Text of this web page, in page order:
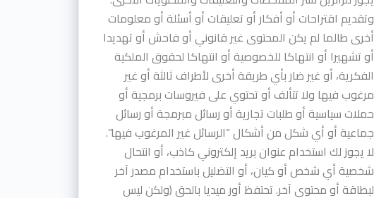
وتقديم اقتراحات أو أفكار أو تعليقات أو أسئلة أو معلومات
أخرى طالما لم يكن المحتوى غير قانوني أو فاحش أو تهديدا
أو تشهيرا أو انتهاكا للخصوصية أو انتهاكا لحقوق الملكية
الفكرية، أو غير ضار بأي طريقة أخرى لأطراف ثالثة أو غير
مرغوب فيها ولا تتألف أو تحتوي على فيروسات برمجية أو
حملات سياسية أو طلبات تجارية أو رسائل مبرمجة أو رسائل
جماعية أو أي شكل من أشكال “الرسائل غير المرغوب فيها”.
لا يجوز لك استخدام عنوان بريد إلكتروني كاذب، أو انتحال
شخصية أي شخص أو كيان، أو التضليل باستخدام مصدر آخر
لبطاقة أو محتوى آخر. تحتفظ أور ميديا بالحق (ولكن ليس